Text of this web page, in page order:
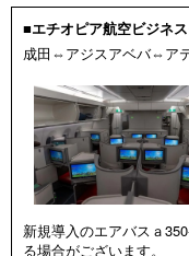
■エチオピア航空ビジネ
成田⇔アジスアベバ⇔アテ
新規導入のエアバスａ
る場合がございます。